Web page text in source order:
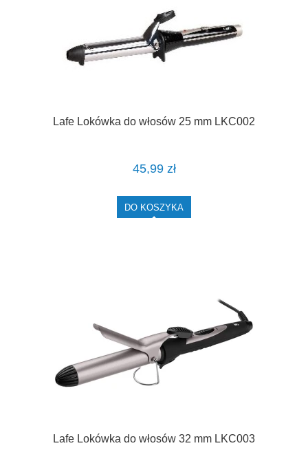
Lafe Lokówka do włosów 25 mm LKC002
45,99 zł
DO KOSZYKA
Lafe Lokówka do włosów 32 mm LKC003